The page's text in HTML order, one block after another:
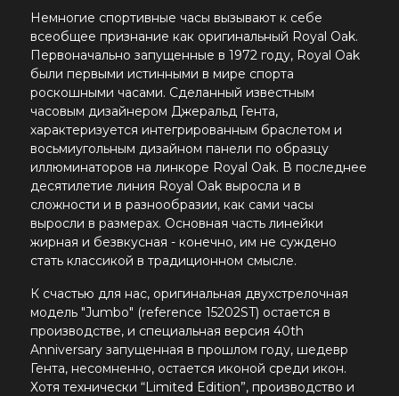
Немногие спортивные часы вызывают к себе
всеобщее признание как оригинальный Royal Oak.
Первоначально запущенные в 1972 году, Royal Oak
были первыми истинными в мире спорта
роскошными часами. Сделанный известным
часовым дизайнером Джеральд Гента,
характеризуется интегрированным браслетом и
восьмиугольным дизайном панели по образцу
иллюминаторов на линкоре Royal Oak. В последнее
десятилетие линия Royal Oak выросла и в
сложности и в разнообразии, как сами часы
выросли в размерах. Основная часть линейки
жирная и безвкусная - конечно, им не суждено
стать классикой в традиционном смысле.
К счастью для нас, оригинальная двухстрелочная
модель "Jumbo" (reference 15202ST) остается в
производстве, и специальная версия 40th
Anniversary запущенная в прошлом году, шедевр
Гента, несомненно, остается иконой среди икон.
Хотя технически “Limited Edition”, производство и